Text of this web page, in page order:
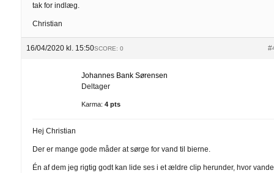
tak for indlæg.
Christian
16/04/2020 kl. 15:50SCORE: 0
Johannes Bank Sørensen
Deltager
Karma: 4 pts
Hej Christian
Der er mange gode måder at sørge for vand til bierne.
Én af dem jeg rigtig godt kan lide ses i et ældre clip herunder, hvor